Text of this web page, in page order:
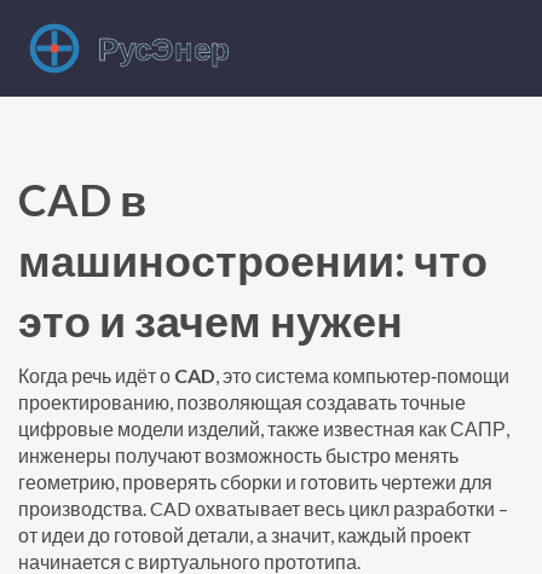
CAD в
машиностроении: что
это и зачем нужен
Когда речь идёт о CAD,это система компьютер‑помощи
проектированию, позволяющая создавать точные
цифровые модели изделий, также известная какСАПР,
инженеры получают возможность быстро менять
геометрию, проверять сборки и готовить чертежи для
производства. CAD охватывает весь цикл разработки –
от идеи до готовой детали, а значит, каждый проект
начинается с виртуального прототипа.